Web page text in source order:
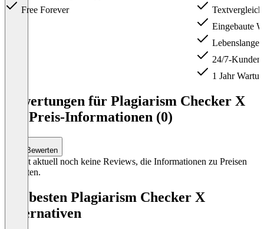
Free Forever
Textvergleich
Eingebaute
Lebenslange
24/7-
1 Jahr
Bewertungen für Plagiarism Checker X
mit Preis-Informationen (0)
Bewerten
Es gibt aktuell noch keine Reviews, die Informationen zu Preisen
enthalten.
Die besten Plagiarism Checker X
Alternativen